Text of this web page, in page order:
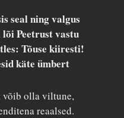
seal ning valgus
Peetrust vastu
Tõuse kiiresti!
käte ümbert
võib olla viltune,
reaalsed.